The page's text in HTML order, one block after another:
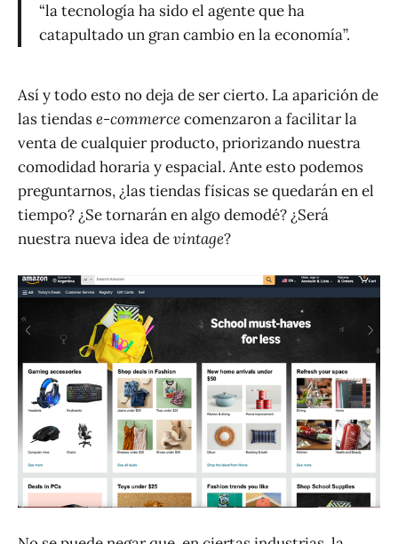
“la tecnología ha sido el agente que ha
catapultado un gran cambio en la economía”.
Así y todo esto no deja de ser cierto. La aparición de
las tiendase-commercecomenzaron a facilitar la
venta de cualquier producto, priorizando nuestra
comodidad horaria y espacial. Ante esto podemos
preguntarnos, ¿las tiendas físicas se quedarán en el
tiempo? ¿Se tornarán en algo demodé? ¿Será
nuestra nueva idea devintage?